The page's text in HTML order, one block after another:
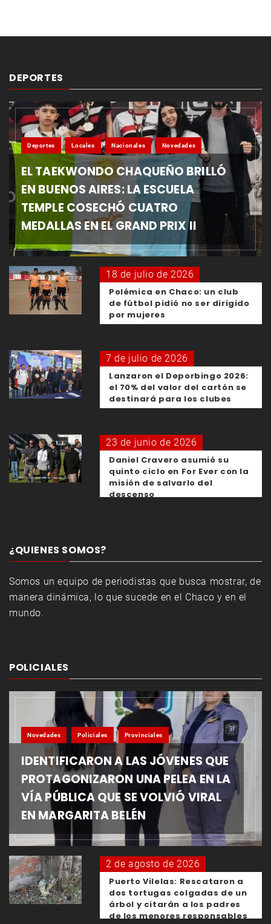
DEPORTES
Deportes Locales Nacionales Novedades
EL TAEKWONDO CHAQUEÑO BRILLÓ
EN BUENOS AIRES: LA ESCUELA
TEMPLE COSECHÓ CUATRO
MEDALLAS EN EL GRAND PRIX II
18 de julio de 2026
Polémica en Chaco: un club
de fútbol pidió no ser dirigido
por mujeres
7 de julio de 2026
Lanzaron el Deporbingo 2026:
el 70% del valor del cartón se
destinará para los clubes
23 de junio de 2026
Daniel Cravero asumió su
quinto ciclo en For Ever con la
misión de salvarlo del
descenso
¿QUIENES SOMOS?
Somos un equipo de periodistas que busca mostrar, de
manera dinámica, lo que sucede en el Chaco y en el
mundo.
POLICIALES
Novedades Policiales Provinciales
IDENTIFICARON A LAS JÓVENES QUE
PROTAGONIZARON UNA PELEA EN LA
VÍA PÚBLICA QUE SE VOLVIÓ VIRAL
EN MARGARITA BELÉN
2 de agosto de 2026
Puerto Vilelas: Rescataron a
dos tortugas colgadas de un
árbol y citarán a los padres
de los menores responsables